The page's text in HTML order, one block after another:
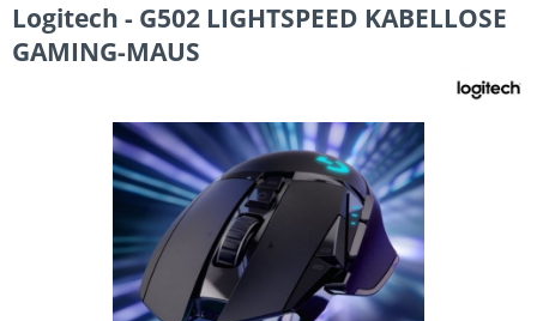
Logitech - G502 LIGHTSPEED KABELLOSE
GAMING-MAUS